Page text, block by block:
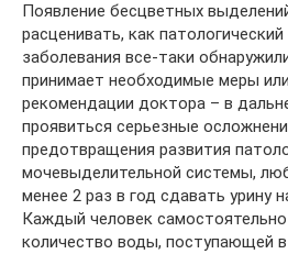
Появление бесцветных
расценивать, как
заболевания все-таки
принимает необходимые меры
рекомендации доктора – в
проявиться серьезные
предотвращения развития
мочевыделительной системы,
менее 2 раз в год сдавать урину
Каждый человек
количество воды, поступающей в